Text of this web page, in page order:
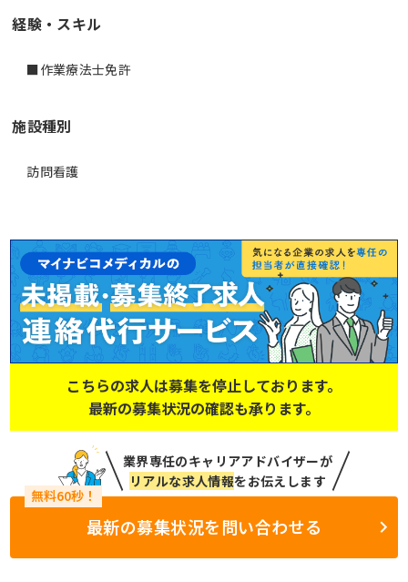
経験・スキル
■作業療法士免許
施設種別
訪問看護
こちらの求人は募集を停止しております。
最新の募集状況の確認も承ります。
業界専任のキャリアアドバイザーが
リアルな求人情報をお伝えします
最新の募集状況を問い合わせる